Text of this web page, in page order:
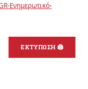
Ενημερωτικό-
ΕΚΤΥΠΩΣΗ 🖨